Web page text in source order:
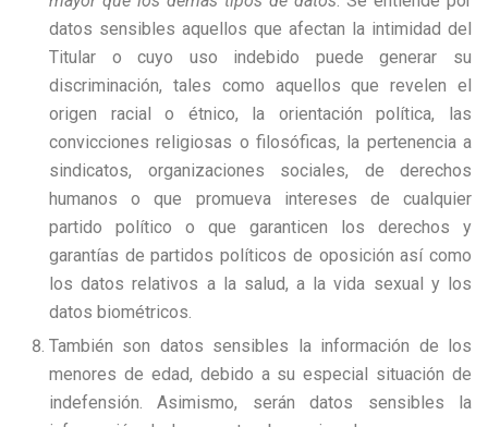
datos sensibles aquellos que afectan la intimidad del
Titular o cuyo uso indebido puede generar su
discriminación, tales como aquellos que revelen el
origen racial o étnico, la orientación política, las
convicciones religiosas o filosóficas, la pertenencia a
sindicatos, organizaciones sociales, de derechos
humanos o que promueva intereses de cualquier
partido político o que garanticen los derechos y
garantías de partidos políticos de oposición así como
los datos relativos a la salud, a la vida sexual y los
datos biométricos.
También son datos sensibles la información de los
menores de edad, debido a su especial situación de
indefensión. Asimismo, serán datos sensibles la